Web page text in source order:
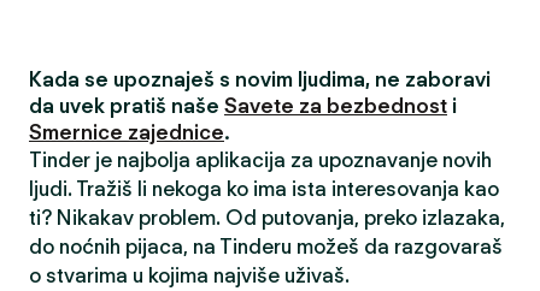
Kada se upoznaješ s novim ljudima, ne zaboravi
da uvek pratiš naše Savete za bezbednost i
Smernice zajednice.
Tinder je najbolja aplikacija za upoznavanje novih
ljudi. Tražiš li nekoga ko ima ista interesovanja kao
ti? Nikakav problem. Od putovanja, preko izlazaka,
do noćnih pijaca, na Tinderu možeš da razgovaraš
o stvarima u kojima najviše uživaš.